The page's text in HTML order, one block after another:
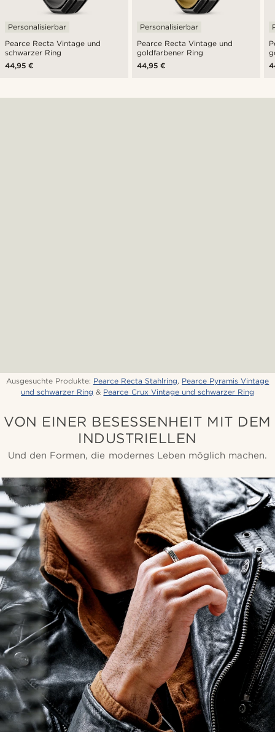
Pearce Recta Vintage und
schwarzer Ring
Personalisierbar
44,95 €
Pearce Recta Vintage und
goldfarbener Ring
Personalisierbar
44,95 €
Ausgesuchte Produkte: Pearce Recta Stahlring, Pearce Pyramis Vintage
und schwarzer Ring & Pearce Crux Vintage und schwarzer Ring
VON EINER BESESSENHEIT MIT DEM
INDUSTRIELLEN
Und den Formen, die modernes Leben möglich machen.